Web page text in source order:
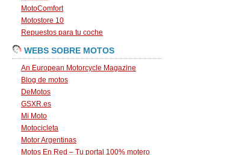
MotoComfort
Motostore 10
Repuestos para tu coche
WEBS SOBRE MOTOS
An European Motorcycle Magazine
Blog de motos
DeMotos
GSXR.es
Mi Moto
Motocicleta
Motor Argentinas
Motos En Red – Tu portal 100% motero